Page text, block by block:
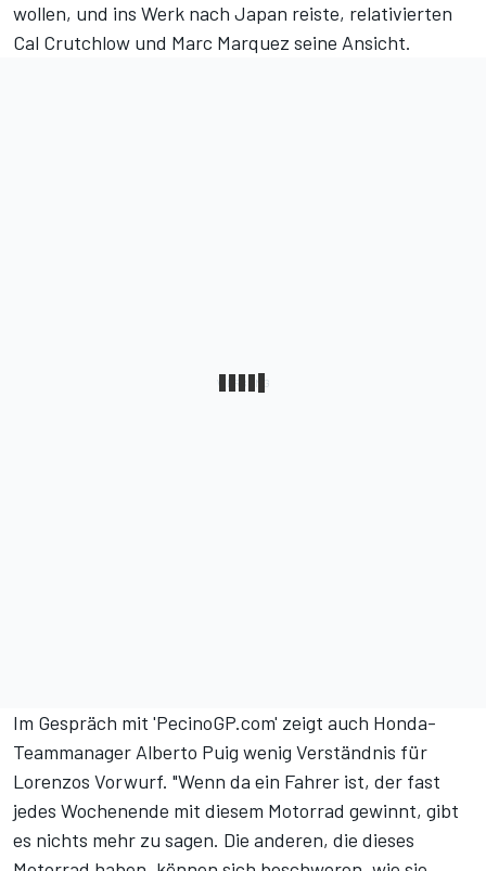
wollen, und ins Werk nach Japan reiste, relativierten
Cal Crutchlow und Marc Marquez seine Ansicht.
Im Gespräch mit 'PecinoGP.com' zeigt auch Honda-
Teammanager Alberto Puig wenig Verständnis für
Lorenzos Vorwurf. "Wenn da ein Fahrer ist, der fast
jedes Wochenende mit diesem Motorrad gewinnt, gibt
es nichts mehr zu sagen. Die anderen, die dieses